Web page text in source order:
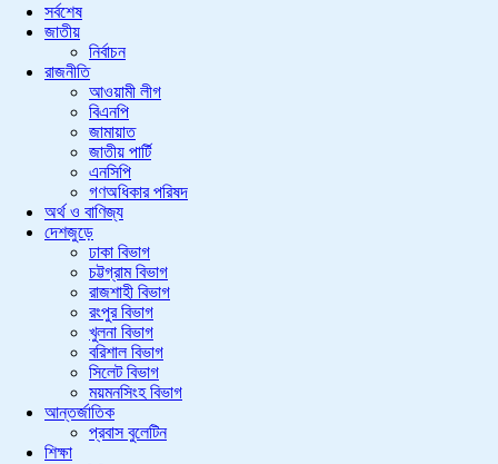
সর্বশেষ
জাতীয়
নির্বাচন
রাজনীতি
আওয়ামী লীগ
বিএনপি
জামায়াত
জাতীয় পার্টি
এনসিপি
গণঅধিকার পরিষদ
অর্থ ও বাণিজ্য
দেশজুড়ে
ঢাকা বিভাগ
চট্টগ্রাম বিভাগ
রাজশাহী বিভাগ
রংপুর বিভাগ
খুলনা বিভাগ
বরিশাল বিভাগ
সিলেট বিভাগ
ময়মনসিংহ বিভাগ
আন্তর্জাতিক
প্রবাস বুলেটিন
শিক্ষা